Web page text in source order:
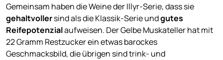
Gemeinsam haben die Weine der Illyr-Serie, dass sie
gehaltvollersind als die Klassik-Serie undgutes
Reifepotenzialaufweisen. Der Gelbe Muskateller hat mit
22 Gramm Restzucker ein etwas barockes
Geschmacksbild, die übrigen sind trink- und